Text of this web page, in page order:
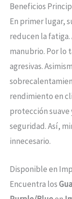
Beneficios
En primer lugar,
reducen la fatiga.
manubrio. Por lo
agresivas.
rendimiento en
protección suave
seguridad. Así,
innecesario.
Disponible en
Encuentra los